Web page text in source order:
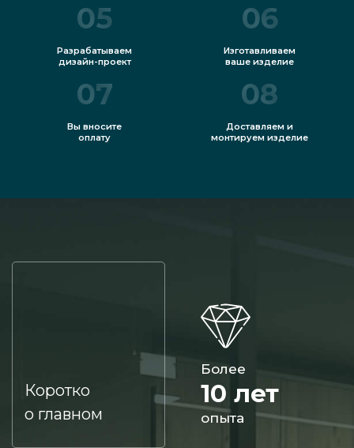
05
Разрабатываем
дизайн-проект
06
Изготавливаем
ваше изделие
07
Вы вносите
оплату
08
Доставляем и
монтируем изделие
Коротко
о главном
Более
10 лет
опыта